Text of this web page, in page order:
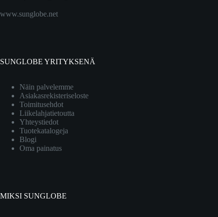
www.sunglobe.net
SUNGLOBE YRITYKSENÄ
Näin palvelemme
Asiakasrekisteriseloste
Toimitusehdot
Liikelahjatietoutta
Yhteystiedot
Tuotekatalogeja
Blogi
Oma painatus
MIKSI SUNGLOBE